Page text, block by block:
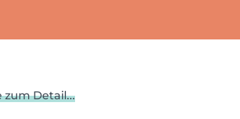
zum Detail...